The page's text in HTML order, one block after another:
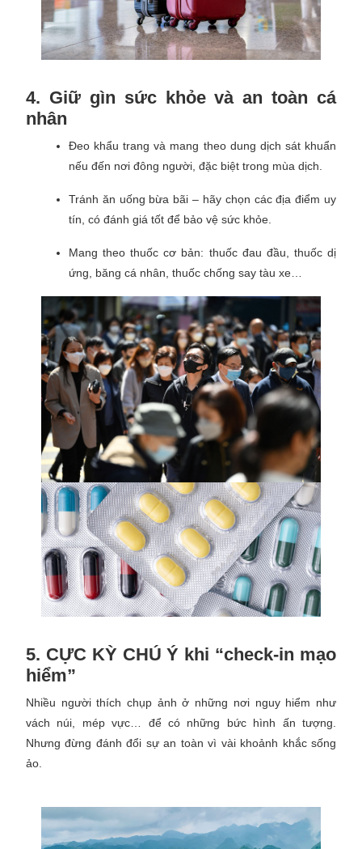
4. Giữ gìn sức khỏe và an toàn cá
nhân
Đeo khẩu trang và mang theo dung dịch sát khuẩn
nếu đến nơi đông người, đặc biệt trong mùa dịch.
Tránh ăn uống bừa bãi – hãy chọn các địa điểm uy
tín, có đánh giá tốt để bảo vệ sức khỏe.
Mang theo thuốc cơ bản: thuốc đau đầu, thuốc dị
ứng, băng cá nhân, thuốc chống say tàu xe…
5. CỰC KỲ CHÚ Ý khi “check-in mạo
hiểm”
Nhiều người thích chụp ảnh ở những nơi nguy hiểm như
vách núi, mép vực… để có những bức hình ấn tượng.
Nhưng đừng đánh đổi sự an toàn vì vài khoảnh khắc sống
ảo.